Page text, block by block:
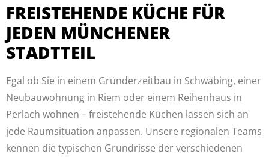
FREISTEHENDE KÜCHE FÜR
JEDEN MÜNCHENER
STADTTEIL
Egal ob Sie in einem Gründerzeitbau in Schwabing, einer
Neubauwohnung in Riem oder einem Reihenhaus in
Perlach wohnen – freistehende Küchen lassen sich an
jede Raumsituation anpassen. Unsere regionalen Teams
kennen die typischen Grundrisse der verschiedenen